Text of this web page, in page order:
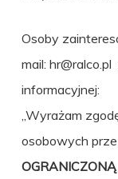
Osoby
mail: hr@ralco.pl
informacyjnej:
„Wyrażam
osobowych